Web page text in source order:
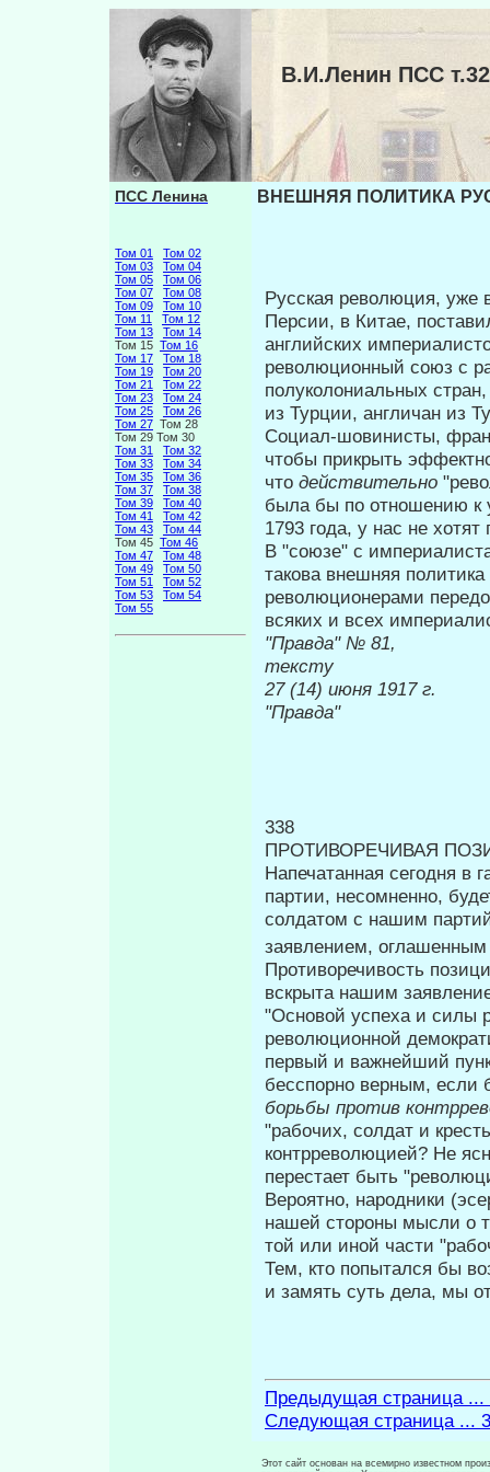
В.И.Ленин ПСС
ПСС Ленина
Том 01
Том 02
Том 03
Том 04
Том 05
Том 06
Том 07
Том 08
Том 09
Том 10
Том 11
Том 12
Том 13
Том 14
Том 15 Том 16
Том 17
Том 18
Том 19
Том 20
Том 21
Том 22
Том 23
Том 24
Том 25
Том 26
Том 27 Том 28
Том 29 Том 30
Том 31
Том 32
Том 33
Том 34
Том 35
Том 36
Том 37
Том 38
Том 39
Том 40
Том 41
Том 42
Том 43
Том 44
Том 45 Том 46
Том 47
Том 48
Том 49
Том 50
Том 51
Том 52
Том 53
Том 54
Том 55
ВНЕШНЯЯ ПОЛИТИКА
Русская революция, уже
Персии, в Ки­тае,
английских
революционный союз с
полуколониальных
из Турции, англичан из
Социал-шовинисты,
чтобы прикрыть
что действи­тельно
была бы по отноше­нию к
1793 года, у нас не хотят
В "союзе" с
такова внешняя
революционерами
всяких и всех
"Правда"
тексту
27 (14)
"Правда"
338
ПРОТИВОРЕЧИВАЯ
Напечатанная сегодня в
партии, не­сомненно,
солдатом с нашим
заявлением,
Противоречивость
вскрыта на­шим
"Основой успеха и силы
революци­онной
первый и важнейший
бесспорно верным, если
борьбы против
"рабочих, солдат и
контрреволюцией? Не
перестает быть
Вероятно, народники
нашей стороны мысли о
той или иной части
Тем, кто попытался бы
и за­мять суть дела, мы
Предыдущая страница ...
Следующая страница ...
Этот сайт основан на всемирно известном